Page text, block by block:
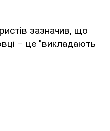
зазначив, що
– це "викладають